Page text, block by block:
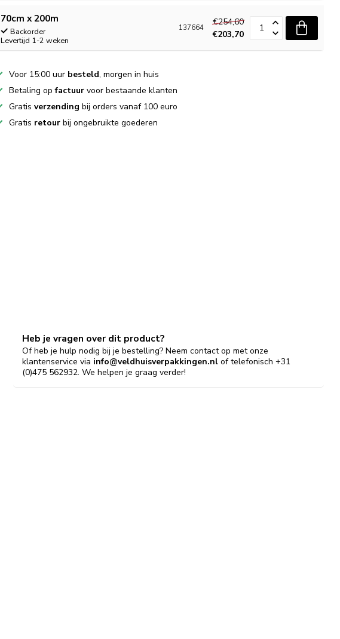
70cm x 200m
Backorder
Levertijd 1-2 weken
137664
€254,60
€203,70
Voor 15:00 uur besteld, morgen in huis
Betaling opfactuur voor bestaande klanten
Gratisverzending bij orders vanaf 100 euro
Gratis retour bij ongebruikte goederen
Heb je vragen over dit product?
Of heb je hulp nodig bij je bestelling? Neem contact op met onze
klantenservice via info@veldhuisverpakkingen.nl of telefonisch +31
(0)475 562932. We helpen je graag verder!